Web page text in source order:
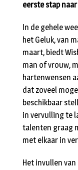
eerste stap
In de gehele
het Geluk, van
maart, biedt
man of vrouw,
hartenwensen
dat zoveel
beschikbaar
in vervulling te
talenten graag
met elkaar in
Het invullen